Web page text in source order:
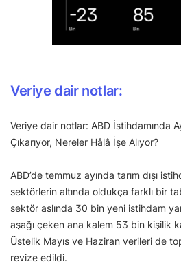
Veriye dair notlar:
Veriye dair notlar: ABD İstihdamında
Çıkarıyor, Nereler Hâlâ İşe Alıyor?
ABD’de temmuz ayında tarım dışı
sektörlerin altında oldukça farklı bir
sektör aslında 30 bin yeni istihdam
aşağı çeken ana kalem 53 bin kişilik
Üstelik Mayıs ve Haziran verileri de
revize edildi.